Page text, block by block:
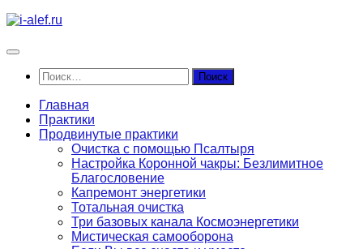
Перейти
содержимому
Найти:
Главная
Практики
Продвинутые практики
Очистка с помощью Псалтыря
Настройка Коронной чакры: Безлимитное
Благословение
Капремонт энергетики
Тотальная очистка
Три базовых канала Космоэнергетики
Мистическая самооборона